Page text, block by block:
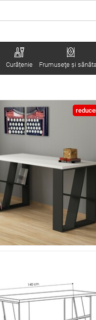
Curățenie Frumuseţe şi